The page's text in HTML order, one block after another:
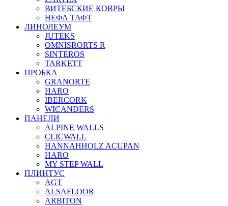
ВИТЕБСКИЕ КОВРЫ
НЕФА ТАФТ
ЛИНОЛЕУМ
JUTEKS
OMNISRORTS R
SINTEROS
TARKETT
ПРОБКА
GRANORTE
HARO
IBERCORK
WICANDERS
ПАНЕЛИ
ALPINE WALLS
CLICWALL
HANNAHHOLZ ACUPAN
HARO
MY STEP WALL
ПЛИНТУС
AGT
ALSAFLOOR
ARBITON